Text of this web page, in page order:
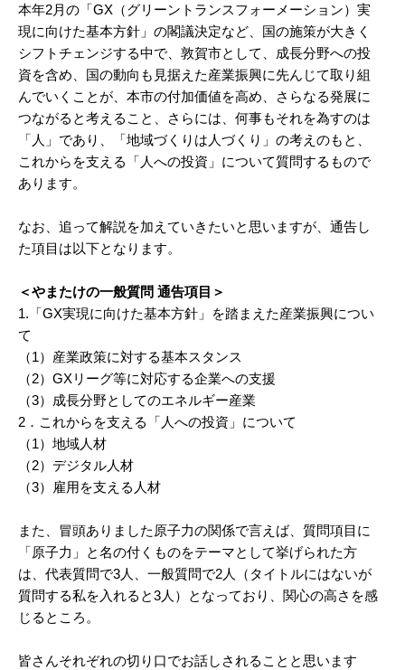
本年2月の「GX（グリーントランスフォーメーション）実
現に向けた基本方針」の閣議決定など、国の施策が大きく
シフトチェンジする中で、敦賀市として、成長分野への投
資を含め、国の動向も見据えた産業振興に先んじて取り組
んでいくことが、本市の付加価値を高め、さらなる発展に
つながると考えること、さらには、何事もそれを為すのは
「人」であり、「地域づくりは人づくり」の考えのもと、
これからを支える「人への投資」について質問するもので
あります。
なお、追って解説を加えていきたいと思いますが、通告し
た項目は以下となります。
＜やまたけの一般質問 通告項目＞
1.「GX実現に向けた基本方針」を踏まえた産業振興につい
て
（1）産業政策に対する基本スタンス
（2）GXリーグ等に対応する企業への支援
（3）成長分野としてのエネルギー産業
2．これからを支える「人への投資」について
（1）地域人材
（2）デジタル人材
（3）雇用を支える人材
また、冒頭ありました原子力の関係で言えば、質問項目に
「原子力」と名の付くものをテーマとして挙げられた方
は、代表質問で3人、一般質問で2人（タイトルにはないが
質問する私を入れると3人）となっており、関心の高さを感
じるところ。
皆さんそれぞれの切り口でお話しされることと思います